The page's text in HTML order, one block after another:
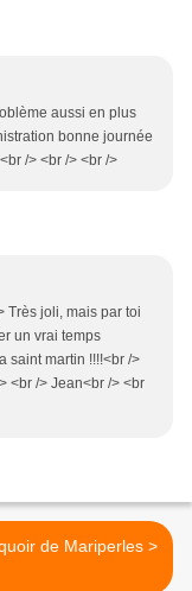
aussi en plus
bonne journée
/> <br /> <br />
Très joli, mais par toi
un vrai temps
saint martin !!!!<br />
<br /> Jean<br /> <br
le marquoir de Mariperles >